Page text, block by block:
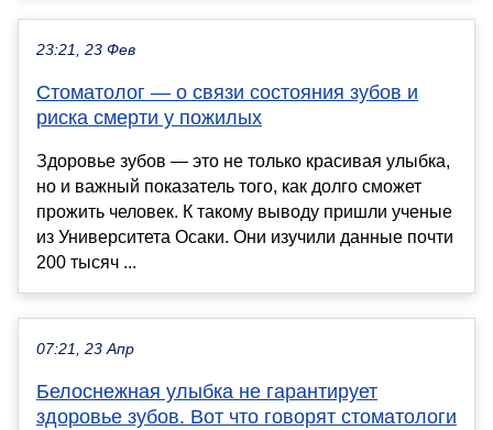
23:21, 23 Фев
Стоматолог — о связи состояния зубов и
риска смерти у пожилых
Здоровье зубов — это не только красивая улыбка,
но и важный показатель того, как долго сможет
прожить человек. К такому выводу пришли ученые
из Университета Осаки. Они изучили данные почти
200 тысяч ...
07:21, 23 Апр
Белоснежная улыбка не гарантирует
здоровье зубов. Вот что говорят стоматологи